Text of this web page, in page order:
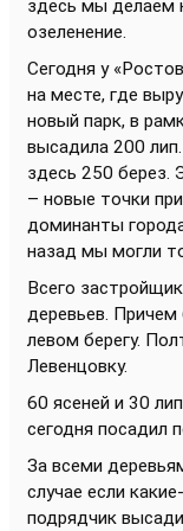
здесь мы делаем
озеленение.
Сегодня у
на месте, где
новый парк, в
высадила 200
здесь 250 берез.
– новые точки
доминанты
назад мы могли
Всего
деревьев. Причем
левом берегу.
Левенцовку.
60 ясеней и 30
сегодня посадил
За всеми
случае если
подрядчик